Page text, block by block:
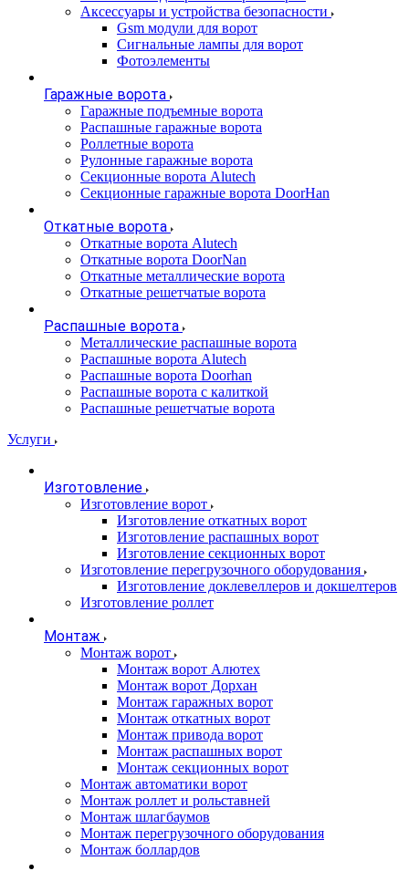
Аксессуары и устройства безопасности
Gsm модули для ворот
Сигнальные лампы для ворот
Фотоэлементы
Гаражные ворота
Гаражные подъемные ворота
Распашные гаражные ворота
Роллетные ворота
Рулонные гаражные ворота
Секционные ворота Alutech
Секционные гаражные ворота DoorHan
Откатные ворота
Откатные ворота Alutech
Откатные ворота DoorNan
Откатные металлические ворота
Откатные решетчатые ворота
Распашные ворота
Металлические распашные ворота
Распашные ворота Alutech
Распашные ворота Doorhan
Распашные ворота с калиткой
Распашные решетчатые ворота
Услуги
Изготовление
Изготовление ворот
Изготовление откатных ворот
Изготовление распашных ворот
Изготовление секционных ворот
Изготовление перегрузочного оборудования
Изготовление доклевеллеров и докшелтеров
Изготовление роллет
Монтаж
Монтаж ворот
Монтаж ворот Алютех
Монтаж ворот Дорхан
Монтаж гаражных ворот
Монтаж откатных ворот
Монтаж привода ворот
Монтаж распашных ворот
Монтаж секционных ворот
Монтаж автоматики ворот
Монтаж роллет и рольставней
Монтаж шлагбаумов
Монтаж перегрузочного оборудования
Монтаж боллардов